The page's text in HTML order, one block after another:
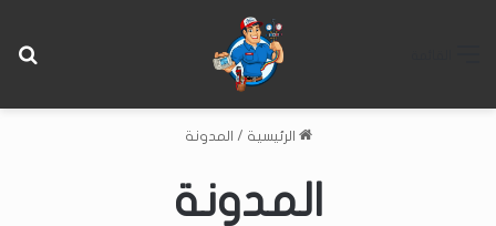
الرئيسية / المدونة
المدونة